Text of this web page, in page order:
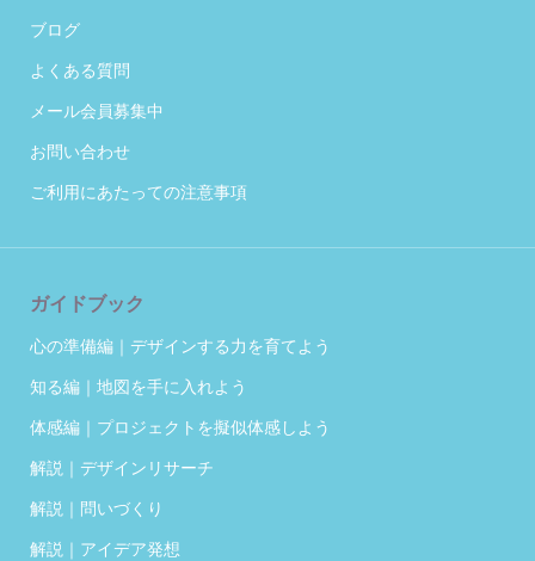
ブログ
よくある質問
メール会員募集中
お問い合わせ
ご利用にあたっての注意事項
ガイドブック
心の準備編｜デザインする力を育てよう
知る編｜地図を手に入れよう
体感編｜プロジェクトを擬似体感しよう
解説｜デザインリサーチ
解説｜問いづくり
解説｜アイデア発想